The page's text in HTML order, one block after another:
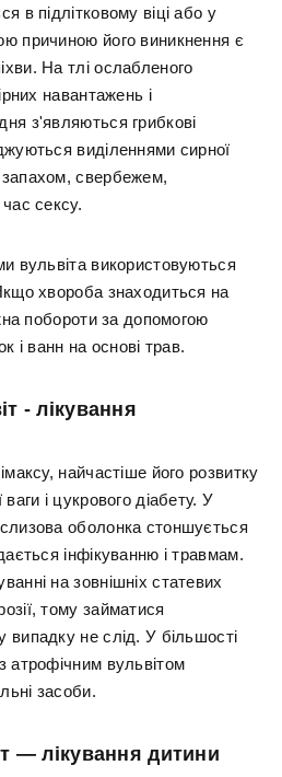
в підлітковому віці або у
причиною його виникнення є
На тлі ослабленого
навантажень і
з'являються грибкові
виділеннями сирної
свербежем,
сексу.
вульвіта використовуються
хвороба знаходиться на
побороти за допомогою
і ванн на основі трав.
- лікування
найчастіше його розвитку
і цукрового діабету. У
оболонка стоншується
інфікуванню і травмам.
на зовнішніх статевих
тому займатися
випадку не слід. У більшості
атрофічним вульвітом
засоби.
— лікування дитини